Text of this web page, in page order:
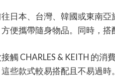
日本、台灣、韓國或東南
便攜帶隨身物品。同時，搭
觸 CHARLES & KEITH 的
些款式較易搭配且不易過時。